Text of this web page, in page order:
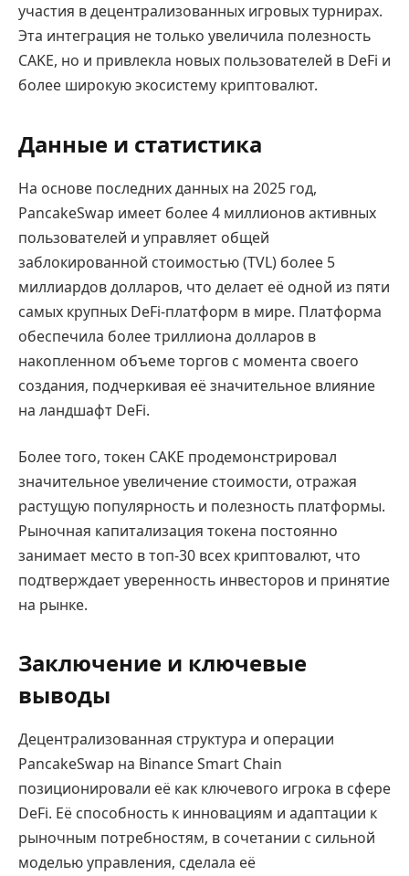
участия в децентрализованных игровых турнирах.
Эта интеграция не только увеличила полезность
CAKE, но и привлекла новых пользователей в DeFi и
более широкую экосистему криптовалют.
Данные и статистика
На основе последних данных на 2025 год,
PancakeSwap имеет более 4 миллионов активных
пользователей и управляет общей
заблокированной стоимостью (TVL) более 5
миллиардов долларов, что делает её одной из пяти
самых крупных DeFi-платформ в мире. Платформа
обеспечила более триллиона долларов в
накопленном объеме торгов с момента своего
создания, подчеркивая её значительное влияние
на ландшафт DeFi.
Более того, токен CAKE продемонстрировал
значительное увеличение стоимости, отражая
растущую популярность и полезность платформы.
Рыночная капитализация токена постоянно
занимает место в топ-30 всех криптовалют, что
подтверждает уверенность инвесторов и принятие
на рынке.
Заключение и ключевые
выводы
Децентрализованная структура и операции
PancakeSwap на Binance Smart Chain
позиционировали её как ключевого игрока в сфере
DeFi. Её способность к инновациям и адаптации к
рыночным потребностям, в сочетании с сильной
моделью управления, сделала её